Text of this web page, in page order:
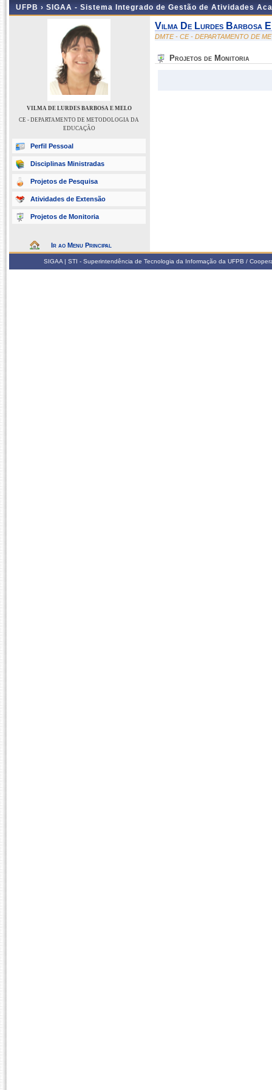
UFPB › SIGAA - Sistema Integrado de Gestão de Atividades
VILMA DE LURDES BARBOSA E MELO
CE - DEPARTAMENTO DE METODOLOGIA DA
EDUCAÇÃO
Perfil Pessoal
Disciplinas Ministradas
Projetos de Pesquisa
Atividades de Extensão
Projetos de Monitoria
Ir ao Menu Principal
Vilma De Lurdes Barbosa
DMTE - CE - DEPARTAMENTO DE
Projetos de Monitoria
SIGAA | STI - Superintendência de Tecnologia da Informação da UFPB /